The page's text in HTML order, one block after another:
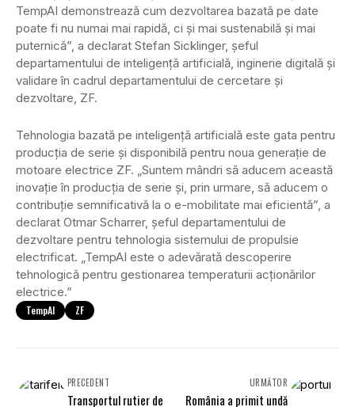
TempAI demonstrează cum dezvoltarea bazată pe date
poate fi nu numai mai rapidă, ci și mai sustenabilă și mai
puternică”, a declarat Stefan Sicklinger, șeful
departamentului de inteligență artificială, inginerie digitală și
validare în cadrul departamentului de cercetare și
dezvoltare, ZF.
Tehnologia bazată pe inteligență artificială este gata pentru
producția de serie și disponibilă pentru noua generație de
motoare electrice ZF. „Suntem mândri să aducem această
inovație în producția de serie și, prin urmare, să aducem o
contribuție semnificativă la o e-mobilitate mai eficientă”, a
declarat Otmar Scharrer, șeful departamentului de
dezvoltare pentru tehnologia sistemului de propulsie
electrificat. „TempAI este o adevărată descoperire
tehnologică pentru gestionarea temperaturii acționărilor
electrice.”
TempAI ZF
PRECEDENT
Transportul rutier de
URMĂTOR
România a primit undă